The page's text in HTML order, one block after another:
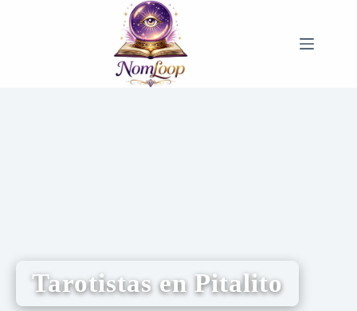
Tarotistas en Pitalito